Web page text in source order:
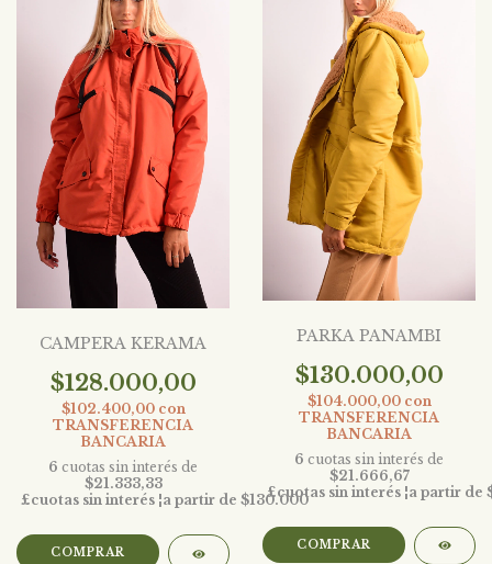
CAMPERA KERAMA
$128.000,00
$102.400,00 con
TRANSFERENCIA
BANCARIA
6 cuotas sin interés de
$21.333,33
COMPRAR
PARKA PANAMBI
$130.000,00
$104.000,00 con
TRANSFERENCIA
BANCARIA
6 cuotas sin interés de
$21.666,67
COMPRAR